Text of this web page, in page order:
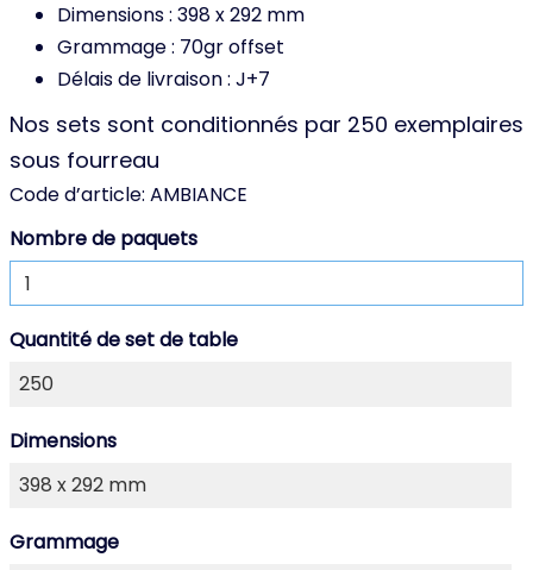
Dimensions : 398 x 292 mm
Grammage : 70gr offset
Délais de livraison : J+7
Nos sets sont conditionnés par 250 exemplaires
sous fourreau
Code d’article: AMBIANCE
Nombre de paquets
Quantité de set de table
Dimensions
Grammage